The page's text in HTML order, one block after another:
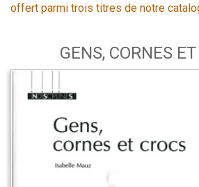
offert parmi trois titres de notre
GENS, CORNES